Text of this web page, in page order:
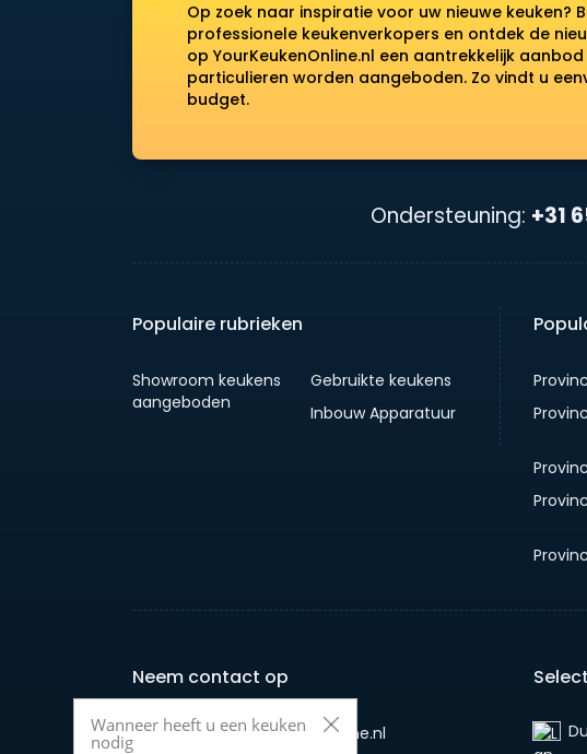
Op zoek naar inspiratie voor uw nieuwe keuken?
professionele keukenverkopers en ontdek de
op YourKeukenOnline.nl een aantrekkelijk
particulieren worden aangeboden. Zo vindt u
budget.
Ondersteuning: +31
Populaire rubrieken
Showroom keukens
aangeboden
Gebruikte keukens
Inbouw Apparatuur
Neem contact op
E-mail: info@jouwkeukenonline.nl
Wanneer heeft u een keuken
nodig